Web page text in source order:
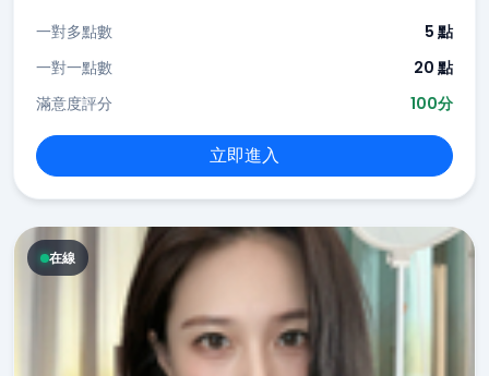
一對多點數
5 點
一對一點數
20 點
滿意度評分
100分
立即進入
在線